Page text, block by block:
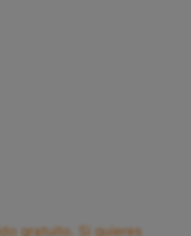
gratuito. Si quieres